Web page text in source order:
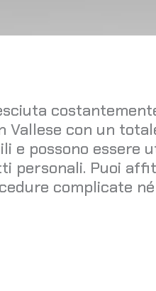
con un
e possono essere
personali. Puoi
complicate